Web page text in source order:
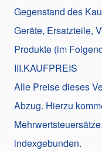
Gegenstand des
Geräte, Ersatzteile,
Produkte (im
III.KAUFPREIS
Alle Preise dieses
Abzug. Hierzu
indexgebunden.